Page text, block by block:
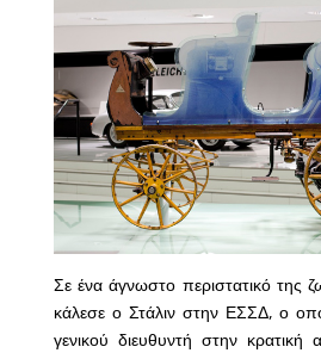
Σε ένα άγνωστο περιστατικό της
κάλεσε ο Στάλιν στην ΕΣΣΔ, ο
γενικού διευθυντή στην κρατική